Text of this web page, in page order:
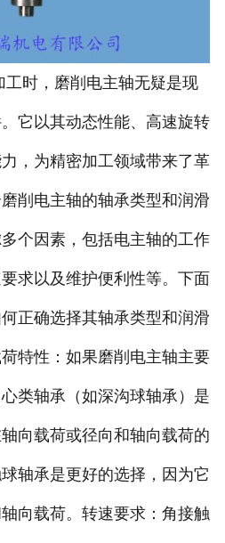
时，磨削电主轴无疑是现
它以其动态性能、高速旋转
，为精密加工领域带来了革
削电主轴的轴承类型和润滑
个因素，包括电主轴的工作
求以及维护便利性等。下面
正确选择其轴承类型和润滑
特性：如果磨削电主轴主要
类轴承（如深沟球轴承）是
向载荷或径向和轴向载荷的
轴承是更好的选择，因为它
向载荷。转速要求：角接触